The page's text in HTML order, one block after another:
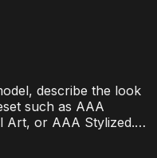
describe the look
such as AAA
Art, or AAA Stylized.…